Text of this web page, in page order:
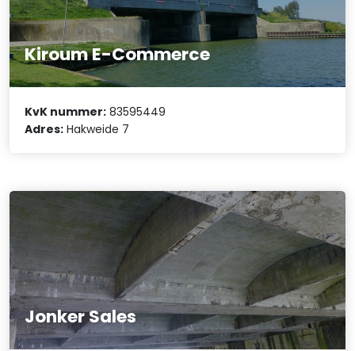
Kiroum E-Commerce
KvK nummer: 83595449
Adres: Hakweide 7
Jonker Sales